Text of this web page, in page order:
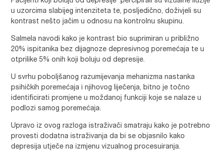
u uzorcima slabijeg intenziteta te, posljedično, doživjeli su
kontrast nešto jačim u odnosu na kontrolnu skupinu.
Salmela navodi kako je kontrast bio suprimiran u približno
20% ispitanika bez dijagnoze depresivnog poremećaja te u
otprilike 5% onih koji boluju od depresije.
U svrhu poboljšanog razumijevanja mehanizma nastanka
psihičkih poremećaja i njihovog liječenja, bitno je točno
identificirati promjene u moždanoj funkciji koje se nalaze u
podlozi samog poremećaja.
Upravo iz ovog razloga istraživači smatraju kako je potrebno
provesti dodatna istraživanja da bi se objasnilo kako
depresija utječe na izmjenu vizualnog procesuiranja.